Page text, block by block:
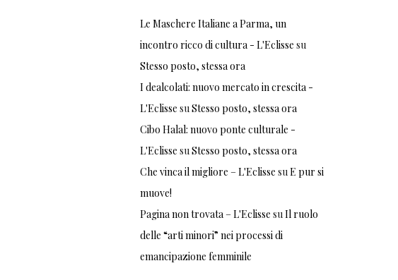
Le Maschere Italiane a Parma, un
incontro ricco di cultura - L'Eclisse su
Stesso posto, stessa ora
I dealcolati: nuovo mercato in crescita -
L'Eclisse suStesso posto, stessa ora
Cibo Halal: nuovo ponte culturale -
L'Eclisse suStesso posto, stessa ora
Che vinca il migliore – L'Eclisse suE pur si
muove!
Pagina non trovata – L'Eclisse suIl ruolo
delle “arti minori” nei processi di
emancipazione femminile